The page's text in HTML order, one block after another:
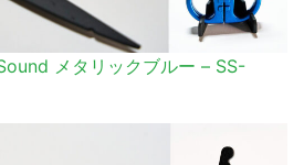
メタリックブルー – SS-